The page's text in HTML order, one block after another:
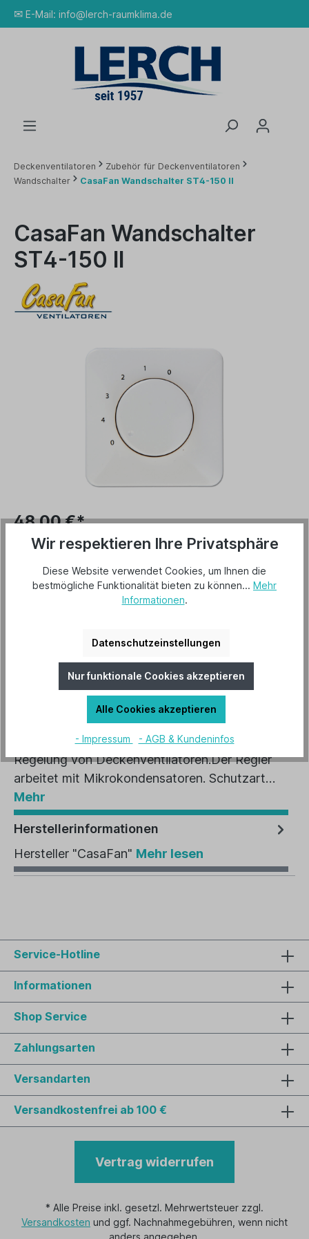
✉ E-Mail: info@lerch-raumklima.de
Deckenventilatoren
Zubehör für Deckenventilatoren
Wandschalter
CasaFan Wandschalter ST4-150 II
CasaFan Wandschalter
ST4-150 II
48,00 €*
Preise inkl. MwSt. zzgl. Versandkosten
Lieferzeit 3-5 Tage
In den Warenkorb
85215
4024397852154
Beschreibung
4-Stufen-Drehschalter zur brummfreien
Regelung von Deckenventilatoren.Der Regler
arbeitet mit Mikrokondensatoren. Schutzart…
Mehr
Herstellerinformationen
Hersteller "CasaFan" Mehr lesen
Service-Hotline
Informationen
Shop Service
Zahlungsarten
Versandarten
Versandkostenfrei ab 100 €
Vertrag widerrufen
* Alle Preise inkl. gesetzl. Mehrwertsteuer zzgl.
Versandkosten und ggf. Nachnahmegebühren, wenn nicht
anders angegeben.
Wir respektieren Ihre Privatsphäre
Diese Website verwendet Cookies, um Ihnen die
bestmögliche Funktionalität bieten zu können... Mehr
Informationen.
Datenschutzeinstellungen
Nur funktionale Cookies akzeptieren
Alle Cookies akzeptieren
- Impressum - AGB & Kundeninfos